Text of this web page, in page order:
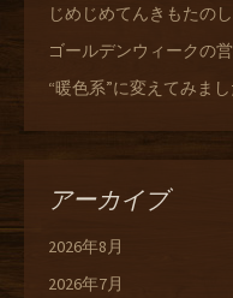
じめじめてんきもたの
ゴールデンウィークの
“暖色系”に変えてみま
アーカイブ
2026年8月
2026年7月